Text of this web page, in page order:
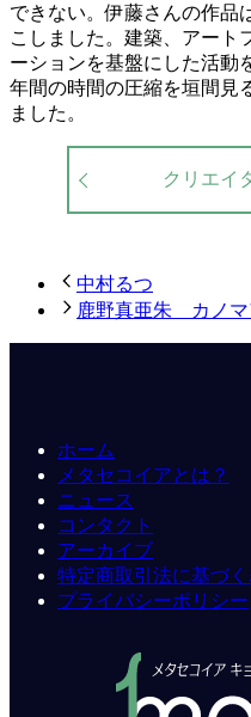
できない。伊藤さんの作品
こしました。建築、アート
ーションを基盤にした活動
年間の時間の圧縮を垣間見
ました。
クリエイ
中村るつ
鹿野真亜朱 カノマ
ホーム
メタセコイアとは？
ニュース
コンタクト
アーカイブ
特定商取引法に基づ
プライバシーポリシー